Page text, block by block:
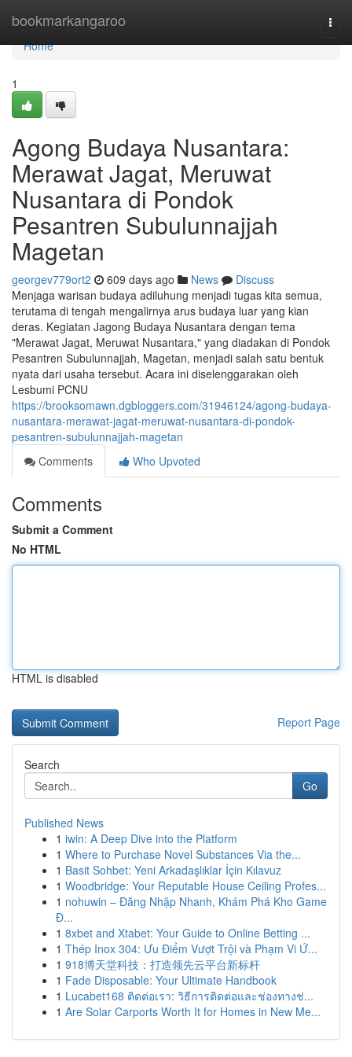
bookmarkangaroo
Home
Home
1
Agong Budaya Nusantara:
Merawat Jagat, Meruwat
Nusantara di Pondok
Pesantren Subulunnajjah
Magetan
georgev779ort2 609 days ago News
Discuss
Menjaga warisan budaya adiluhung menjadi tugas kita semua,
terutama di tengah mengalirnya arus budaya luar yang kian
deras. Kegiatan Jagong Budaya Nusantara dengan tema
"Merawat Jagat, Meruwat Nusantara," yang diadakan di Pondok
Pesantren Subulunnajjah, Magetan, menjadi salah satu bentuk
nyata dari usaha tersebut. Acara ini diselenggarakan oleh
Lesbumi PCNU
https://brooksomawn.dgbloggers.com/31946124/agong-budaya-
nusantara-merawat-jagat-meruwat-nusantara-di-pondok-
pesantren-subulunnajjah-magetan
Comments
Who Upvoted
Comments
Submit a Comment
No HTML
HTML is disabled
Report Page
Search
Go
Published News
1 iwin: A Deep Dive into the Platform
1 Where to Purchase Novel Substances Via the...
1 Basit Sohbet: Yeni Arkadaşlıklar İçin Kılavuz
1 Woodbridge: Your Reputable House Ceiling Profes...
1 nohuwin – Đăng Nhập Nhanh, Khám Phá Kho Game
Đ...
1 8xbet and Xtabet: Your Guide to Online Betting ...
1 Thép Inox 304: Ưu Điểm Vượt Trội và Phạm Vi Ứ...
1 918博天堂科技：打造领先云平台新标杆
1 Fade Disposable: Your Ultimate Handbook
1 Lucabet168 ติดต่อเรา: วิธีการติดต่อและช่องทางช่...
1 Are Solar Carports Worth It for Homes in New Me...